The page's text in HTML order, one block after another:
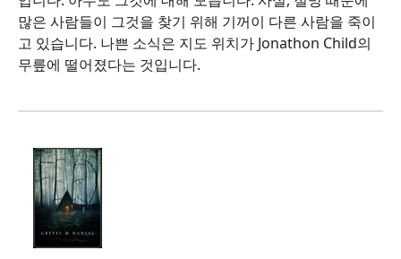
많은 사람들이 그것을 찾기 위해 기꺼이 다른 사람을 죽이
고 있습니다. 나쁜 소식은 지도 위치가 Jonathon Child의
무릎에 떨어졌다는 것입니다.